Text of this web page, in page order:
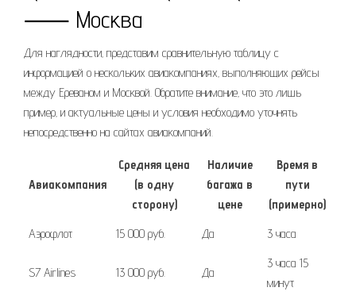
⸺ Москва
Для наглядности‚ представим сравнительную таблицу с
информацией о нескольких авиакомпаниях‚ выполняющих рейсы
между Ереваном и Москвой. Обратите внимание‚ что это лишь
пример‚ и актуальные цены и условия необходимо уточнять
непосредственно на сайтах авиакомпаний.
Авиакомпания
Средняя цена
(в одну
сторону)
Наличие
багажа в
цене
Время в
пути
(примерно)
Аэрофлот
15 000 руб. Да 3 часа
S7 Airlines 13 000 руб. Да
3 часа 15
минут